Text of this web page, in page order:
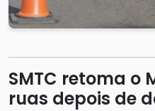
SMTC retoma o
ruas depois de